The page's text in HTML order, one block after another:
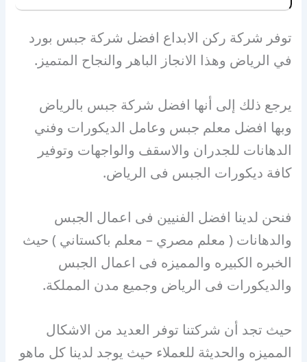
توفر شركة ركن الابداع افضل شركة جبس بورد
في الرياض وهذا الانجاز الباهر والنجاح المتميز.
يرجع ذلك إلى أنها افضل شركة جبس بالرياض
وبها افضل معلم جبس وعامل الديكورات وفني
الدهانات للجدران والاسقف والواجهات وتوفير
كافة ديكورات الجبس فى الرياض.
فنحن لدينا افضل الفنيين فى اعمال الجبس
والدهانات ( معلم مصري – معلم باكستاني ) حيث
الخبره الكبيره والمميزه فى اعمال الجبس
والديكورات فى الرياض وجميع مدن المملكة.
حيث تجد أن شركتنا توفر العديد من الاشكال
المميزه والحديثة للعملاء حيث يوجد لدينا كل ماهو